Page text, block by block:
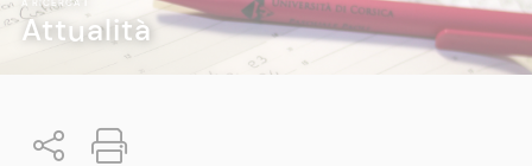
A RICERCA
Attualità